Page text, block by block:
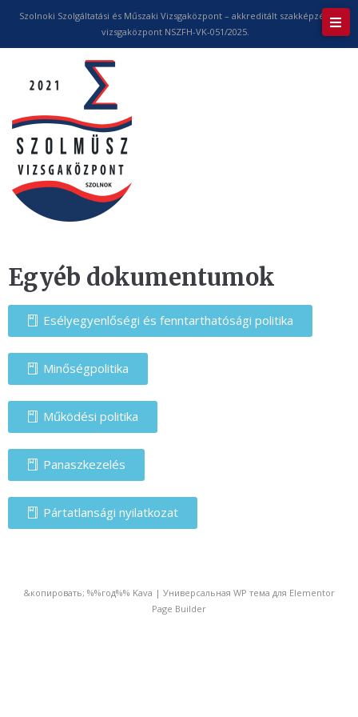
Szolnoki Szolgáltatási és Műszaki Vizsgaközpont – akkreditált szakképzési
vizsgaközpont NSZFH-VK-051/2025.
Egyéb dokumentumok
Esélyegyenlőségi és fenntarthatósági politika
Minőségpolitika
Működési politika
Panaszkezelés
Pártatlansági nyilatkozat
&копировать; %%год%% Kava | Универсальная WP тема для Elementor
Page Builder